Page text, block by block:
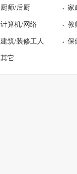
厨师/后厨 家
计算机/网络 教
建筑/装修工人 保
其它